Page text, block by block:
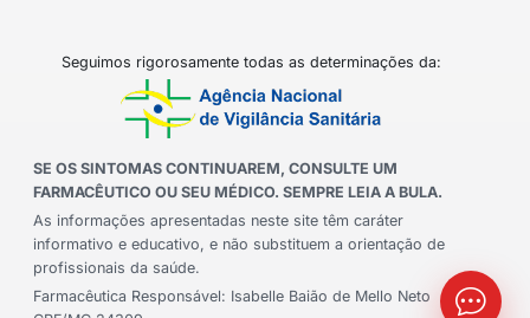
Seguimos rigorosamente todas as determinações da:
SE OS SINTOMAS CONTINUAREM, CONSULTE UM
FARMACÊUTICO OU SEU MÉDICO. SEMPRE LEIA A BULA.
As informações apresentadas neste site têm caráter
informativo e educativo, e não substituem a orientação de
profissionais da saúde.
Farmacêutica Responsável: Isabelle Baião de Mello Neto